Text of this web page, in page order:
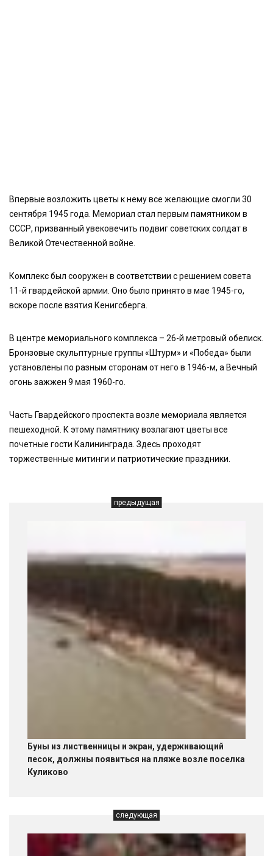
Впервые возложить цветы к нему все желающие смогли 30
сентября 1945 года. Мемориал стал первым памятником в
СССР, призванный увековечить подвиг советских солдат в
Великой Отечественной войне.
Комплекс был сооружен в соответствии с решением совета
11-й гвардейской армии. Оно было принято в мае 1945-го,
вскоре после взятия Кенигсберга.
В центре мемориального комплекса – 26-й метровый обелиск.
Бронзовые скульптурные группы «Штурм» и «Победа» были
установлены по разным сторонам от него в 1946-м, а Вечный
огонь зажжен 9 мая 1960-го.
Часть Гвардейского проспекта возле мемориала является
пешеходной. К этому памятнику возлагают цветы все
почетные гости Калининграда. Здесь проходят
торжественные митинги и патриотические праздники.
предыдущая
Буны из лиственницы и экран, удерживающий
песок, должны появиться на пляже возле поселка
Куликово
следующая